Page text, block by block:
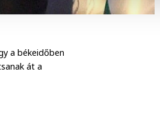
a békeidőben
át a